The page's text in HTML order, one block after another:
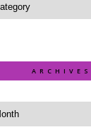
ARCHIVES